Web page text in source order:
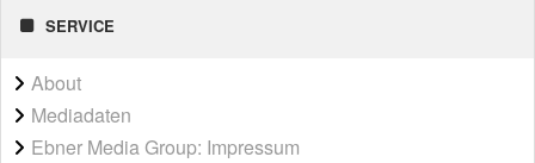
SERVICE
About
Mediadaten
Ebner Media Group: Impressum